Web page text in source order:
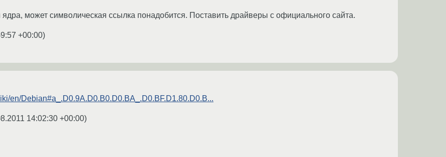
ядра, может символическая ссылка понадобится. Поставить драйверы с официального сайта.
+00:00)
en/Debian#a_.D0.9A.D0.B0.D0.BA_.D0.BF.D1.80.D0.B...
14:02:30 +00:00)